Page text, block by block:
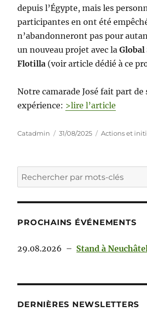
depuis l’Égypte, mais les
participantes en ont été
n’abandonneront pas pour
un nouveau projet avec laGlobal
Flotilla (voir article dédié à ce
Notre camarade José fait part de
expérience: >lire l’article
Catadmin 31/08/2025 Actions et
PROCHAINS ÉVÉNEMENTS
29.08.2026 – Stand à
DERNIÈRES NEWSLETTERS